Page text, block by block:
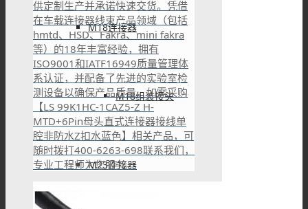
M18连接器
M18组装接头
M23连接器
供定制生产并承诺快速交货。凭借
在车载连接器线束产品领域（包括
hmtd、HSD、Fakra、mini fakra
等）的18年丰富经验，拥有
ISO9001和IATF16949质量管理体
系认证，并配备了先进的实验室检
测设备以确保产品质量。如需采购
【LS 99K1HC-1CAZ5-Z H-
MTD+6Pin母头直式连接器接线单
腔非防水Z扣水蓝色】相关产品，可
随时拨打400-6263-698联系我们，
专业工程师为您服务。